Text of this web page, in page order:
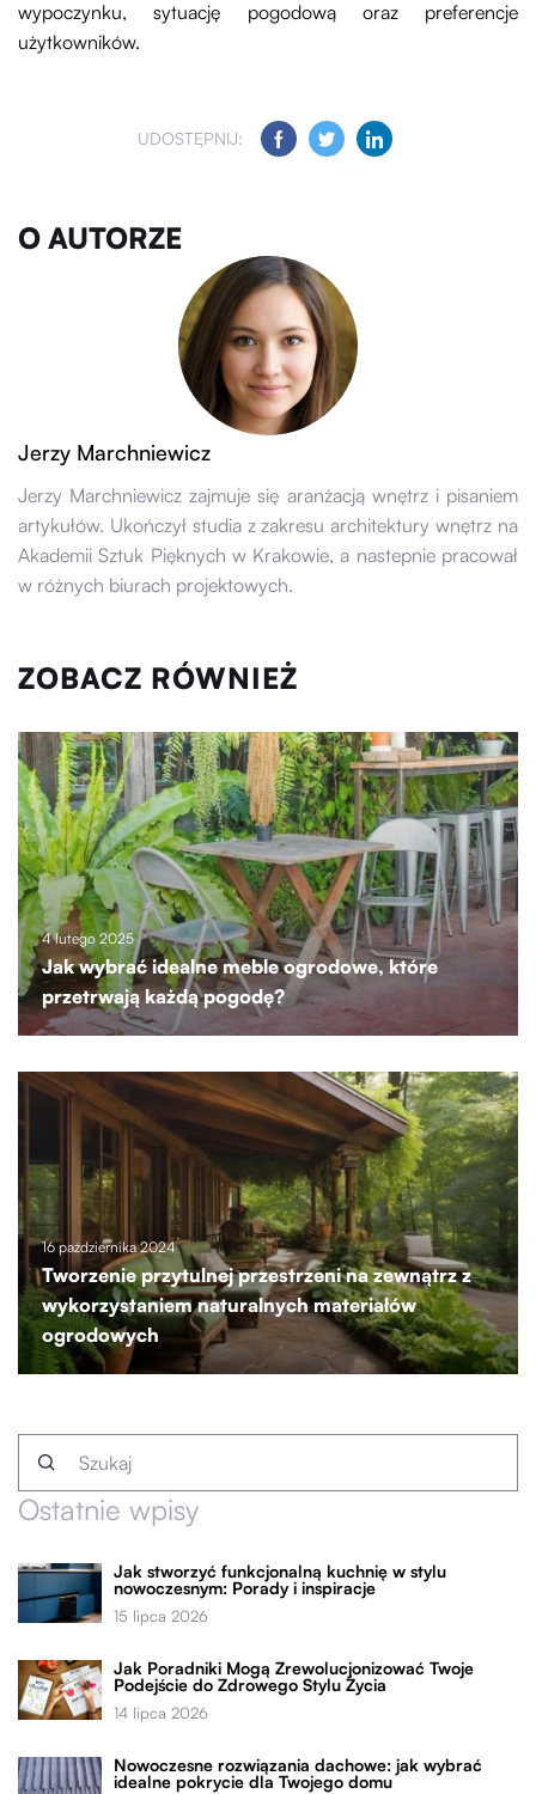
wypoczynku, sytuację pogodową oraz preferencje
użytkowników.
UDOSTĘPNIJ:
O AUTORZE
Jerzy Marchniewicz
Jerzy Marchniewicz zajmuje się aranżacją wnętrz i pisaniem
artykułów. Ukończył studia z zakresu architektury wnętrz na
Akademii Sztuk Pięknych w Krakowie, a nastepnie pracował
w różnych biurach projektowych.
ZOBACZ RÓWNIEŻ
4 lutego 2025
Jak wybrać idealne meble ogrodowe, które
przetrwają każdą pogodę?
16 października 2024
Tworzenie przytulnej przestrzeni na zewnątrz z
wykorzystaniem naturalnych materiałów
ogrodowych
Ostatnie wpisy
Jak stworzyć funkcjonalną kuchnię w stylu
nowoczesnym: Porady i inspiracje
15 lipca 2026
Jak Poradniki Mogą Zrewolucjonizować Twoje
Podejście do Zdrowego Stylu Życia
14 lipca 2026
Nowoczesne rozwiązania dachowe: jak wybrać
idealne pokrycie dla Twojego domu